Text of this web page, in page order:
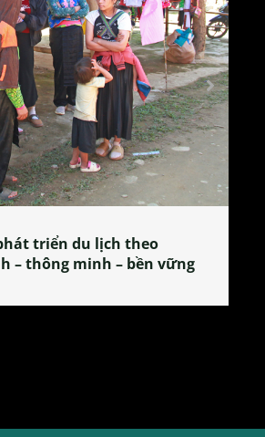
tẻ Phú Nhi – nơi lan
xứ Đoài